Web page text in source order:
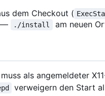
dem Checkout (
— ./install am neuen
als angemeldeter
verweigern den Start